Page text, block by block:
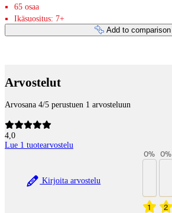
65 osaa
Ikäsuositus: 7+
Add to comparison
Arvostelut
Arvosana 4/5 perustuen 1 arvosteluun
4,0
Lue 1 tuotearvostelu
Kirjoita arvostelu
1
0%
2
0%